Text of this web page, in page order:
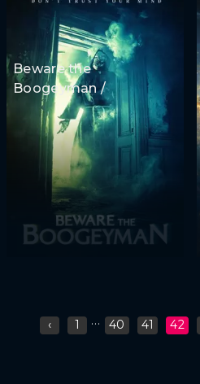
Beware the
Boogeyman /
‹ 1 ... 40 41 42